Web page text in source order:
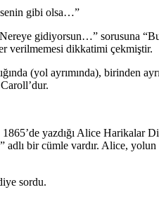
senin gibi olsa…”
gidiyorsun…” sorusuna
verilmemesi dikkatimi çekmiştir.
(yol ayrımında), birinden
yazdığı Alice Harikalar
adlı bir cümle vardır. Alice,
sordu.